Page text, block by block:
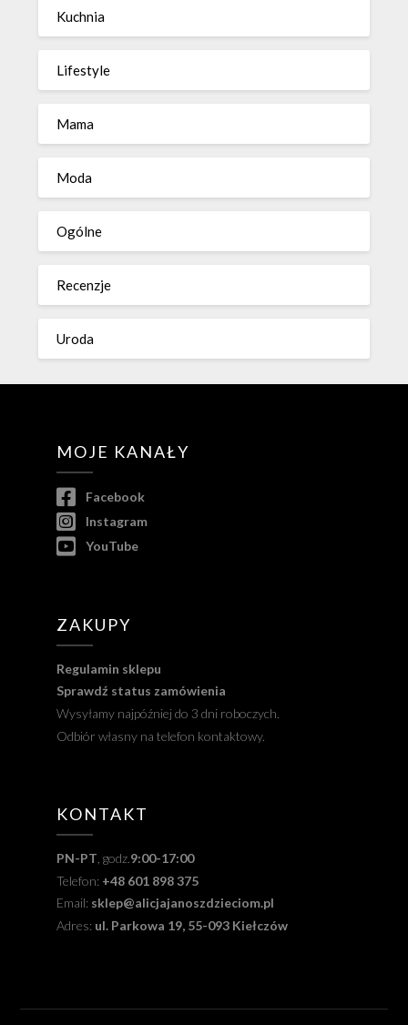
Kuchnia
Lifestyle
Mama
Moda
Ogólne
Recenzje
Uroda
MOJE KANAŁY
Facebook
Instagram
YouTube
ZAKUPY
Regulamin sklepu
Sprawdź status zamówienia
Wysyłamy najpóźniej do 3 dni roboczych.
Odbiór własny na telefon kontaktowy.
KONTAKT
PN-PT , godz.9:00-17:00
Telefon: +48 601 898 375
Email: sklep@alicjajanoszdzieciom.pl
Adres: ul. Parkowa 19, 55-093 Kiełczów